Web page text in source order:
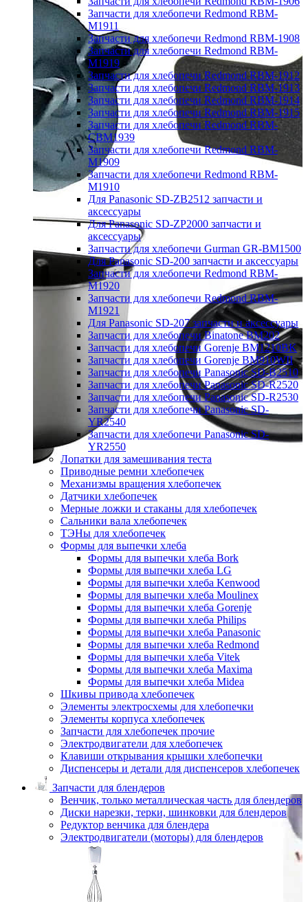
Запчасти для хлебопечи Redmond RBM-
M1911
Запчасти для хлебопечи Redmond RBM-1908
Запчасти для хлебопечи Redmond RBM-
M1919
Запчасти для хлебопечи Redmond RBM-1912
Запчасти для хлебопечи Redmond RBM-1913
Запчасти для хлебопечи Redmond RBM-1914
Запчасти для хлебопечи Redmond RBM-1915
Запчасти для хлебопечи Redmond RBM-
CBM1939
Запчасти для хлебопечи Redmond RBM-
M1909
Запчасти для хлебопечи Redmond RBM-
M1910
Для Panasonic SD-ZB2512 запчасти и
аксессуары
Для Panasonic SD-ZP2000 запчасти и
аксессуары
Запчасти для хлебопечи Gurman GR-BM1500
Для Panasonic SD-200 запчасти и аксессуары
Запчасти для хлебопечи Redmond RBM-
M1920
Запчасти для хлебопечи Redmond RBM-
M1921
Для Panasonic SD-207 запчасти и аксессуары
Запчасти для хлебопечи Binatone BM202
Запчасти для хлебопечи Gorenje BM1210BK
Запчасти для хлебопечи Gorenje BM910WII
Запчасти для хлебопечи Panasonic SD-B2510
Запчасти для хлебопечи Panasonic SD-R2520
Запчасти для хлебопечи Panasonic SD-R2530
Запчасти для хлебопечи Panasonic SD-
YR2540
Запчасти для хлебопечи Panasonic SD-
YR2550
Лопатки для замешивания теста
Приводные ремни хлебопечек
Механизмы вращения хлебопечек
Датчики хлебопечек
Мерные ложки и стаканы для хлебопечек
Сальники вала хлебопечек
ТЭНы для хлебопечек
Формы для выпечки хлеба
Формы для выпечки хлеба Bork
Формы для выпечки хлеба LG
Формы для выпечки хлеба Kenwood
Формы для выпечки хлеба Moulinex
Формы для выпечки хлеба Gorenje
Формы для выпечки хлеба Philips
Формы для выпечки хлеба Panasonic
Формы для выпечки хлеба Redmond
Формы для выпечки хлеба Vitek
Формы для выпечки хлеба Maxima
Формы для выпечки хлеба Midea
Шкивы привода хлебопечек
Элементы электросхемы для хлебопечки
Элементы корпуса хлебопечек
Запчасти для хлебопечек прочие
Электродвигатели для хлебопечек
Клавиши открывания крышки хлебопечки
Диспенсеры и детали для диспенсеров хлебопечек
Запчасти для блендеров
Венчик, только металлическая часть для блендеров
Диски нарезки, терки, шинковки для блендеров
Редуктор венчика для блендера
Электродвигатели (моторы) для блендеров